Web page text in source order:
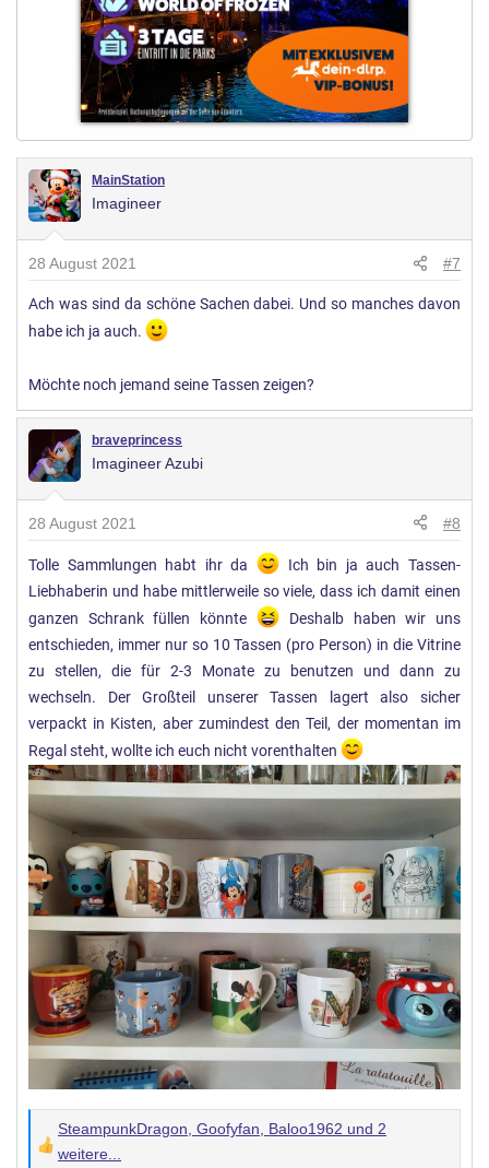
MainStation
Imagineer
28 August 2021 #7
Ach was sind da schöne Sachen dabei. Und so manches davon
habe ich ja auch.
Möchte noch jemand seine Tassen zeigen?
braveprincess
Imagineer Azubi
28 August 2021 #8
Tolle Sammlungen habt ihr da
Ich bin ja auch Tassen-
Liebhaberin und habe mittlerweile so viele, dass ich damit einen
ganzen Schrank füllen könnte
Deshalb haben wir uns
entschieden, immer nur so 10 Tassen (pro Person) in die Vitrine
zu stellen, die für 2-3 Monate zu benutzen und dann zu
wechseln. Der Großteil unserer Tassen lagert also sicher
verpackt in Kisten, aber zumindest den Teil, der momentan im
Regal steht, wollte ich euch nicht vorenthalten
W
SteampunkDragon Goofyfan Baloo1962 und 2
weitere...